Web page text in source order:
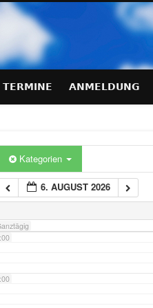
TERMINE ANMELDUNG
Kategorien
6. AUGUST 2026